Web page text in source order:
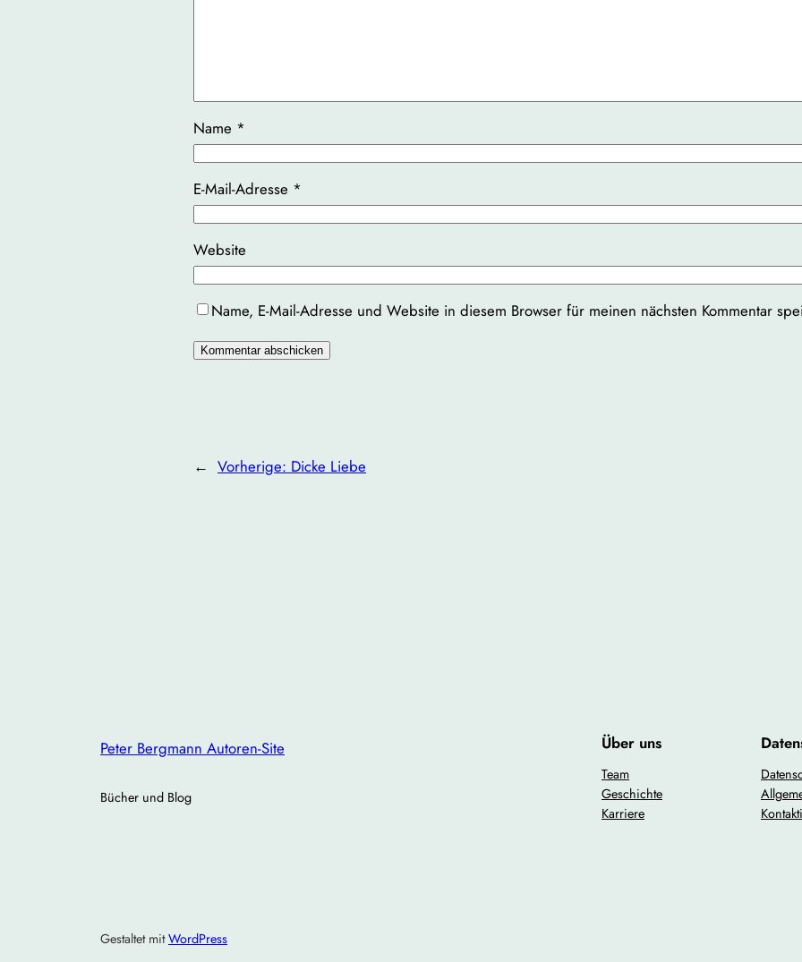
Name *
E-Mail-Adresse *
Website
Name, E-Mail-Adresse und Website in diesem Browser für meinen nächsten Kommentar
← Vorherige: Dicke Liebe
Peter Bergmann Autoren-Site
Bücher und Blog
Über uns
Team
Geschichte
Karriere
Gestaltet mitWordPress